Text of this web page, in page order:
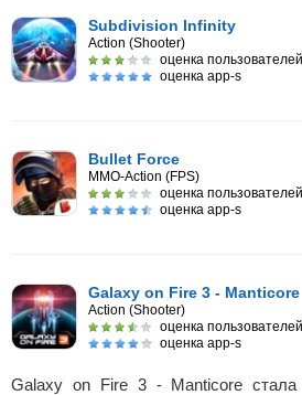
Subdivision Infinity
Action (Shooter)
оценка пользователей
оценка app-s
Bullet Force
MMO-Action (FPS)
оценка пользователей
оценка app-s
Galaxy on Fire 3 - Manticore
Action (Shooter)
оценка пользователей
оценка app-s
Galaxy on Fire 3 - Manticore стала